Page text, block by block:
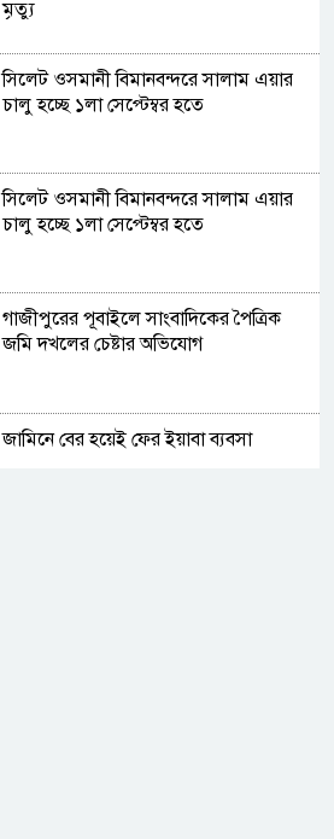
মৃত্যু
সিলেট ওসমানী বিমানবন্দরে সালাম এয়ার
চালু হচ্ছে ১লা সেপ্টেম্বর হতে
সিলেট ওসমানী বিমানবন্দরে সালাম এয়ার
চালু হচ্ছে ১লা সেপ্টেম্বর হতে
গাজীপুরের পূবাইলে সাংবাদিকের পৈত্রিক
জমি দখলের চেষ্টার অভিযোগ
জামিনে বের হয়েই ফের ইয়াবা ব্যবসা